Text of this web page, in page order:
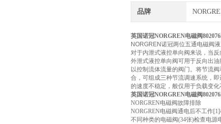
品牌
英国诺冠NORGREN电磁阀
NORGREN诺冠两位五通电磁阀
对于内泄式液控单向阀来说，当
外泄式液控单向阀可用于反向出
以控制流体流量的阀门。将节流
合，可组成三种节流调速系统，
的速度不稳定，般仅用于负载变
英国诺冠NORGREN电磁阀
NORGREN电磁阀故障排除
NORGREN电磁阀通电后不工作
不同种类的电磁阀(34张)检查电